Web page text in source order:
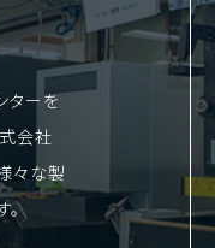
ターを
会社
々な製